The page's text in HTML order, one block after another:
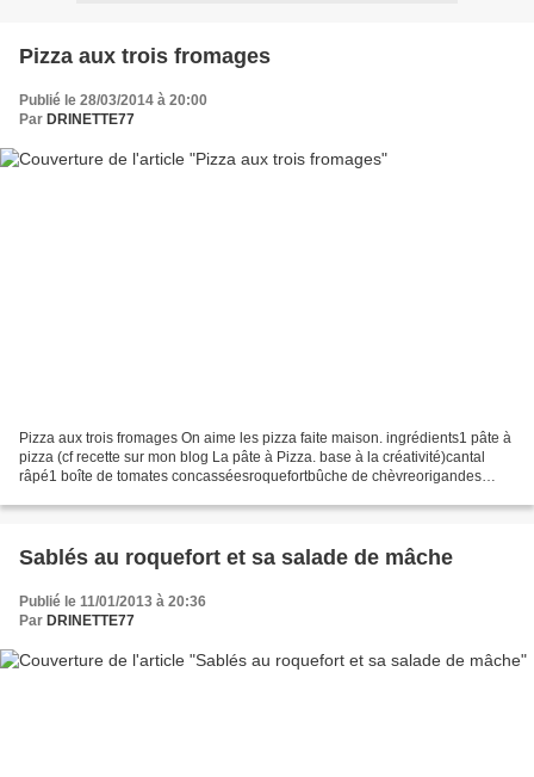
Pizza aux trois fromages
Publié le 28/03/2014 à 20:00
Par DRINETTE77
Pizza aux trois fromages On aime les pizza faite maison. ingrédients1 pâte à
pizza (cf recette sur mon blog La pâte à Pizza. base à la créativité)cantal
râpé1 boîte de tomates concasséesroquefortbûche de chèvreorigandes
Sablés au roquefort et sa salade de mâche
Publié le 11/01/2013 à 20:36
Par DRINETTE77